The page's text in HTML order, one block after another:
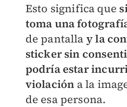
Esto significa que
toma una
de pantalla y la
sticker sin
podría estar
violación a la
de esa persona.